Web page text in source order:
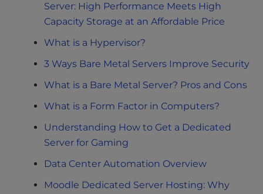
Server: High Performance Meets High
Capacity Storage at an Affordable Price
What is a Hypervisor?
3 Ways Bare Metal Servers Improve Security
What is a Bare Metal Server? Pros and Cons
What is a Form Factor in Computers?
Understanding How to Get a Dedicated
Server for Gaming
Data Center Automation Overview
Moodle Dedicated Server Hosting: Why